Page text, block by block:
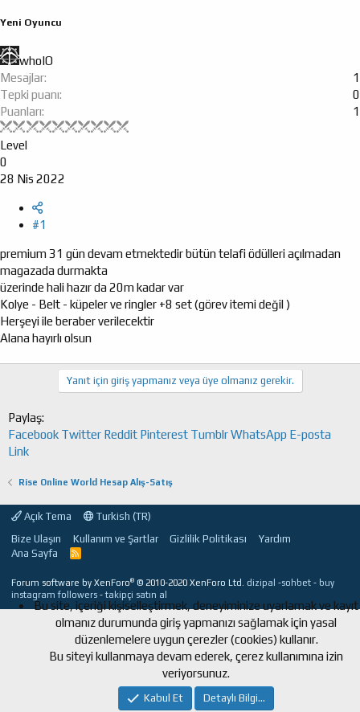
a
n
Yeni Oyuncu
whoIO
Mesajlar
1
Tepki puanı
0
Puanları
1
Level
0
28 Nis 2022
#1
premium 31 gün devam etmektedir bütün telafi ödülleri açılmadan
magazada durmakta
üzerinde hali hazır da 20m kadar var
Kolye - Belt - küpeler ve ringler +8 set (görev itemi değil )
Herşeyi ile beraber verilecektir
Alana hayırlı olsun
Yanıt için giriş yapmanız veya üye olmanız gerekir.
Paylaş:
Facebook Twitter Reddit Pinterest TumblrWhatsApp E-posta
Link
Rise Online World Hesap Alış-Satış
Açık Tema
Turkish (TR)
Bize Ulaşın
Kullanım ve Şartlar Gizlilik Politikası
Yardım
Ana Sayfa
R
Forum software by XenForo® © 2010-2020 XenForo Ltd. dizipal -sohbet - buy
instagram followers -takipçi satın al
Bu site, içeriği kişiselleştirmek, deneyiminize uyarlamak ve kayıt
olmanız durumunda giriş yapmanızı sağlamak için yasal
düzenlemelere uygun çerezler (cookies) kullanır.
Bu siteyi kullanmaya devam ederek, çerez kullanımına izin
veriyorsunuz.
Kabul Et Detaylı Bilgi...